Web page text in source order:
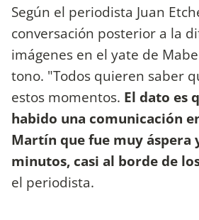
Según el periodista Juan
conversación posterior a la
imágenes en el yate de
tono. "Todos quieren saber
estos momentos. El dato es
habido una comunicación
Martín que fue muy áspera
minutos, casi al borde de
el periodista.